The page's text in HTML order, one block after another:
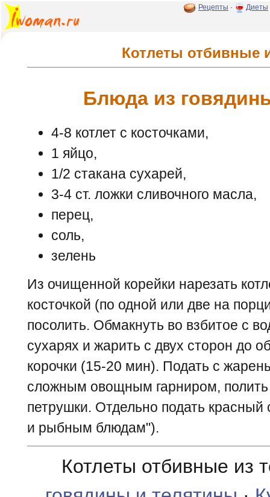
Рецепты · Диеты
Котлеты отбивные
Блюда из
4-8 котлет с косточками,
1 яйцо,
1/2 стакана сухарей,
3-4 ст. ложки сливочного масла,
перец,
соль,
зелень
Из очищенной корейки нарезать
косточкой (по одной или две на
посолить. Обмакнуть во взбитое с
сухарях и жарить с двух сторон до
корочки (15-20 мин). Подать с
сложным овощным гарниром, полить
петрушки. Отдельно подать
и рыбным блюдам").
Котлеты отбивные из